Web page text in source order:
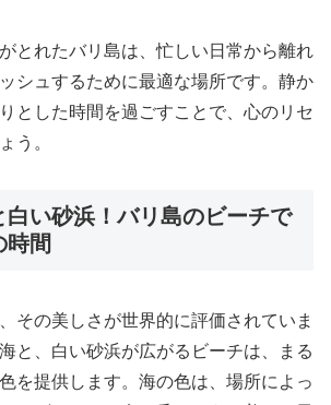
とれたバリ島は、忙しい日常から離れ
シュするために最適な場所です。静か
とした時間を過ごすことで、心のリセ
う。
白い砂浜！バリ島のビーチで
時間
その美しさが世界的に評価されていま
と、白い砂浜が広がるビーチは、まる
を提供します。海の色は、場所によっ